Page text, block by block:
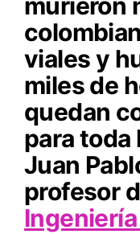
murieron
viales y
miles de
quedan
para toda
Juan
profesor